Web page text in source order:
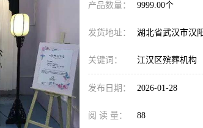
产品数量： 9999.00个
发货地址： 湖北省武汉市汉
关键词： 江汉区殡葬机构
发布日期： 2026-01-28
阅 读 量： 88